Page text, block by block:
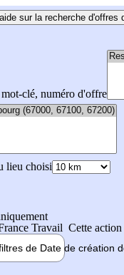
sur la recherche d'offres
clé, numéro d'offre
lieu choisi
Travail Cette
de Date de création